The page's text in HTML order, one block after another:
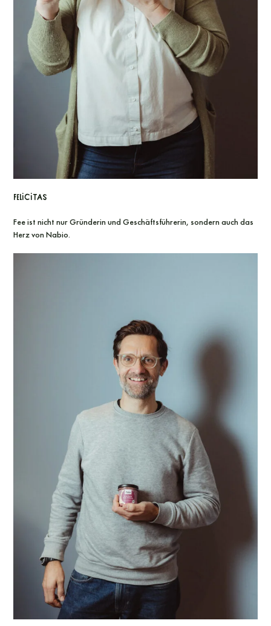
Felicitas
Fee ist nicht nur Gründerin und Geschäftsführerin, sondern auch das
Herz von Nabio.